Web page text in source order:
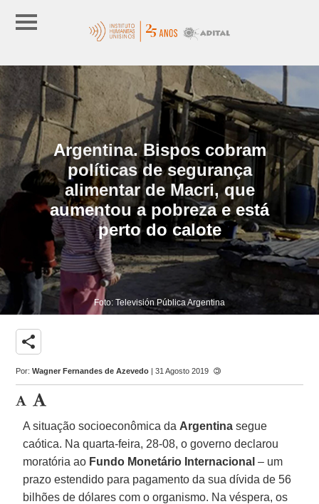
Argentina. Bispos cobram
políticas de segurança
alimentar de Macri, que
aumentou a pobreza e está
perto do calote
Foto: Televisión Pública Argentina
share
Por:Wagner Fernandes de Azevedo | 31 Agosto 2019
A situação socioeconômica da Argentina segue
caótica. Na quarta-feira, 28-08, o governo declarou
moratória ao Fundo Monetário Internacional – um
prazo estendido para pagamento da sua dívida de 56
bilhões de dólares com o organismo. Na véspera, os